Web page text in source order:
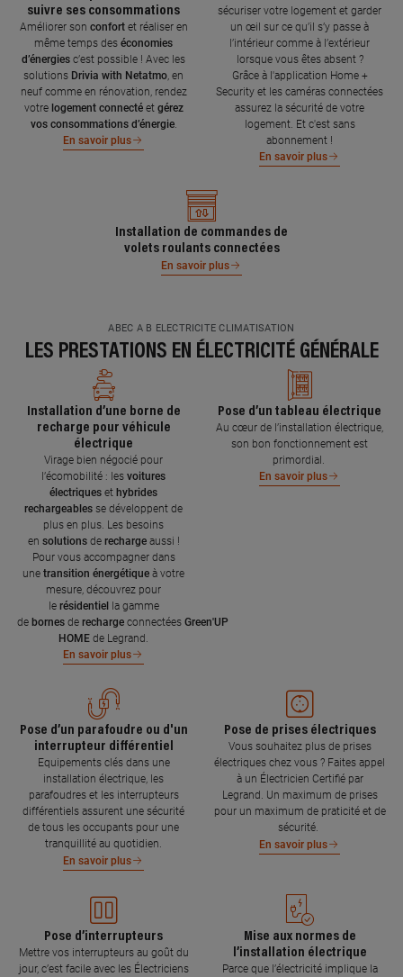
suivre ses consommations
Améliorer son confort et réaliser en
même temps des économies
d’énergies c’est possible ! Avec les
solutions Drivia with Netatmo , en
neuf comme en rénovation, rendez
votre logement connecté et gérez
vos consommations d’énergie.
En savoir plus
sécuriser votre logement et garder
un œil sur ce qu’il s’y passe à
l’intérieur comme à l’extérieur
lorsque vous êtes absent ?
Grâce à l'application Home +
Security et les caméras connectées
assurez la sécurité de votre
logement. Et c'est sans
abonnement !
En savoir plus
Installation de commandes de
volets roulants connectées
En savoir plus
ABEC A B ELECTRICITE CLIMATISATION
LES PRESTATIONS EN ÉLECTRICITÉ GÉNÉRALE
Installation d’une borne de
recharge pour véhicule
électrique
Virage bien négocié pour
l’écomobilité : les voitures
électriques et hybrides
rechargeables se développent de
plus en plus. Les besoins
en solutions de recharge aussi !
Pour vous accompagner dans
une transition énergétique à votre
mesure, découvrez pour
le résidentiel la gamme
de bornes de recharge connectées Green'UP
HOME de Legrand.
En savoir plus
Pose d’un tableau électrique
Au cœur de l’installation électrique,
son bon fonctionnement est
primordial.
En savoir plus
Pose d’un parafoudre ou d'un
interrupteur différentiel
Equipements clés dans une
installation électrique, les
parafoudres et les interrupteurs
différentiels assurent une sécurité
de tous les occupants pour une
tranquillité au quotidien.
En savoir plus
Pose de prises électriques
Vous souhaitez plus de prises
électriques chez vous ? Faites appel
à un Électricien Certifié par
Legrand. Un maximum de prises
pour un maximum de praticité et de
sécurité.
En savoir plus
Pose d’interrupteurs
Mettre vos interrupteurs au goût du
jour, c’est facile avec les Électriciens
Mise aux normes de
l’installation électrique
Parce que l’électricité implique la